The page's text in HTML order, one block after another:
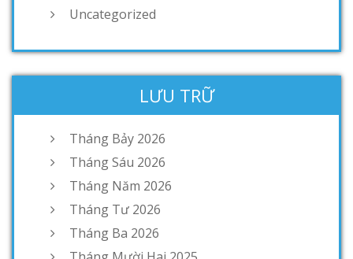
Uncategorized
LƯU TRỮ
Tháng Bảy 2026
Tháng Sáu 2026
Tháng Năm 2026
Tháng Tư 2026
Tháng Ba 2026